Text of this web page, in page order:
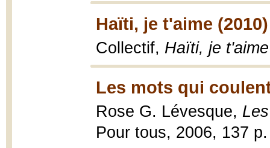
Haïti, je t'aime (2010)
Collectif, Haïti, je t'aime
Les mots qui
Rose G. Lévesque,
Pour tous, 2006, 137